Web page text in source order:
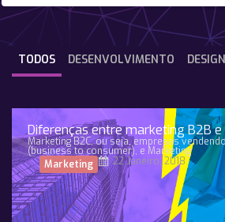
DESENVOLVIMENTO DESIGN
TODOS
Diferenças entre marketing B2B
Marketing B2C, ou seja, empresas
(business to consumer), e Marketing
Marketing
22 Janeiro, 2018